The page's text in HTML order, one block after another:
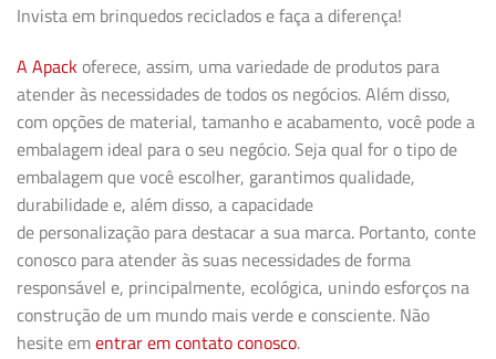
Invista em brinquedos reciclados e faça a diferença!
A Apackoferece, assim, uma variedade de produtos para
atender às necessidades de todos os negócios. Além disso,
com opções de material, tamanho e acabamento, você pode a
embalagem ideal para o seu negócio. Seja qual for o tipo de
embalagem que você escolher, garantimos qualidade,
durabilidade e, além disso, a capacidade
de personalização para destacar a sua marca. Portanto, conte
conosco para atender às suas necessidades de forma
responsável e, principalmente, ecológica, unindo esforços na
construção de um mundo mais verde e consciente. Não
hesite ementrar em contato conosco.